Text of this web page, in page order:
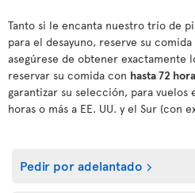
Tanto si le encanta nuestro trío de
para el desayuno, reserve su
asegúrese de obtener exactamente
reservar su comida con hasta 72
garantizar su selección, para vuelos
horas o más a EE. UU. y el Sur (con
Pedir por adelantado